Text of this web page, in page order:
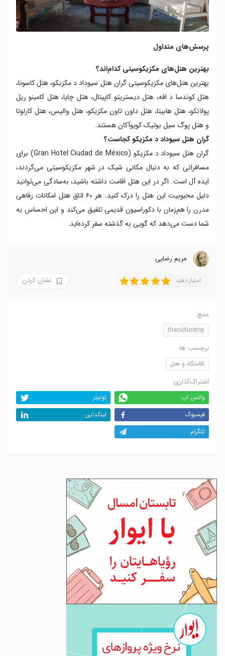
پرسش‌های متداول
بهترین هتل‌های مکزیکوسیتی کدام‌اند؟
بهترین هتل‌های مکزیکوسیتی گران هتل سیوداد د مکزیکو، هتل کاسونا،
هتل کوندسا د افه، هتل دیستریتو کاپیتال، هتل چایا، هتل کامینو ریل
پولانکو، هتل هابیتا، هتل داون تاون مکزیکو، هتل والیس، هتل کارلوتا
و هتل پوگ سیل بوتیک کویوآکان هستند.
گران هتل سیوداد د مکزیکو کجاست؟
گران هتل سیوداد د مکزیکو (Gran Hotel Ciudad de México) برای
مسافرانی که به دنبال مکانی شیک در شهر مکزیکوسیتی می‌گردند،
ایده آل است. اگر در این هتل اقامت داشته باشید، به‌سادگی می‌توانید
دلیل محبوبیت این هتل را درک کنید. هر ۶۰ اتاق هتل امکانات رفاهی
مدرن را هم‌زمان با دکوراسیون قدیمی تلفیق می‌کند و این احساس به
شما دست می‌دهد که گویی به گذشته سفر کرده‌اید.
مریم رضایی
امتیاز دهید نشان کردن
منبع:
theculturetrip
برچسب ها:
اقامتگاه و هتل
اشتراک‌گذاری:
واتس اپ
توئیتر
فیسبوک
لینکداین
تلگرام